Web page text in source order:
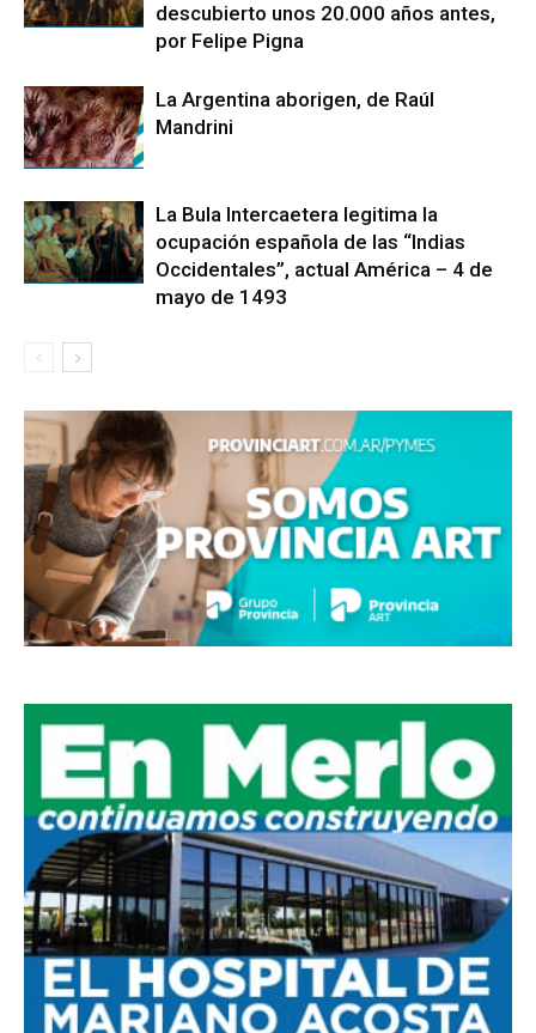
descubierto unos 20.000 años antes,
por Felipe Pigna
La Argentina aborigen, de Raúl
Mandrini
La Bula Intercaetera legitima la
ocupación española de las “Indias
Occidentales”, actual América – 4 de
mayo de 1493